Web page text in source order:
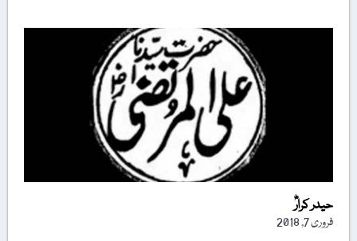
حیدر کرارؓ
فروری 7, 2018